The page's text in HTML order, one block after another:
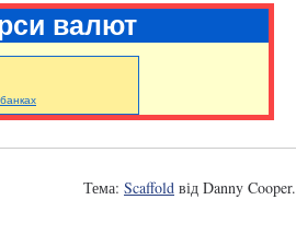
валют
Тема: Scaffold від Danny Cooper.